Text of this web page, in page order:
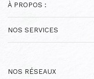
À PROPOS :
NOS SERVICES
NOS RÉSEAUX